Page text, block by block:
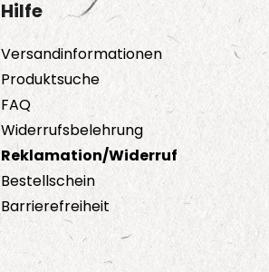
Hilfe
Versandinformationen
Produktsuche
FAQ
Widerrufsbelehrung
Reklamation/Widerruf
Bestellschein
Barrierefreiheit